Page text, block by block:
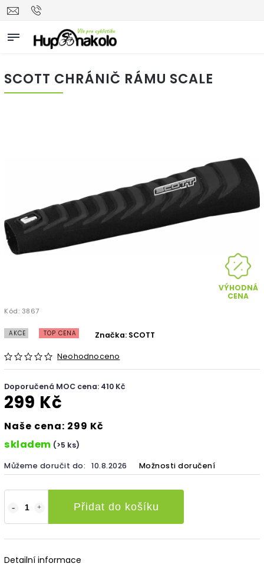
SCOTT CHRÁNIČ RÁMU SCALE
VÝHODNÁ
CENA
Kód: 3867
AKCE TOP CENA
Neohodnoceno
Značka: SCOTT
Doporučená MOC cena: 410 Kč
299 Kč
Naše cena: 299 Kč
skladem (>5 ks)
Můžeme doručit do: 10.8.2026 Možnosti doručení
Přidat do košíku
Detailní informace